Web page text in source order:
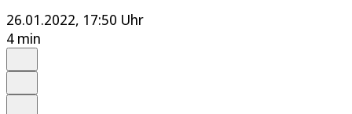
26.01.2022, 17:50 Uhr
4 min